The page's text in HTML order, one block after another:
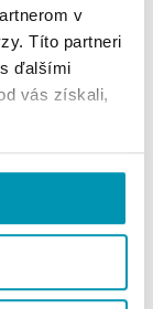
v
Títo partneri
ďalšími
vás získali,
Parking